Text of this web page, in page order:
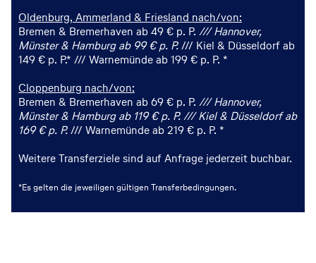
Oldenburg, Ammerland & Friesland nach/von:
Bremen & Bremerhaven ab 49 € p. P. ///Hannover,
Münster & Hamburg ab 99 € p. P./// Kiel & Düsseldorf ab
149 € p. P.* /// Warnemünde ab 199 € p. P. *
Cloppenburg nach/von:
Bremen & Bremerhaven ab 69 € p. P. ///Hannover,
Münster & Hamburg ab 119 € p. P. ///Kiel & Düsseldorf ab
169 € p. P./// Warnemünde ab 219 € p. P. *
Weitere Transferziele sind auf Anfrage jederzeit buchbar.
*Es gelten die jeweiligen gültigen Transferbedingungen.